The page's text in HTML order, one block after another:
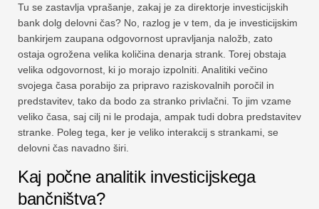
Tu se zastavlja vprašanje, zakaj je za direktorje investicijskih
bank dolg delovni čas? No, razlog je v tem, da je investicijskim
bankirjem zaupana odgovornost upravljanja naložb, zato
ostaja ogrožena velika količina denarja strank. Torej obstaja
velika odgovornost, ki jo morajo izpolniti. Analitiki večino
svojega časa porabijo za pripravo raziskovalnih poročil in
predstavitev, tako da bodo za stranko privlačni. To jim vzame
veliko časa, saj cilj ni le prodaja, ampak tudi dobra predstavitev
stranke. Poleg tega, ker je veliko interakcij s strankami, se
delovni čas navadno širi.
Kaj počne analitik investicijskega
bančništva?